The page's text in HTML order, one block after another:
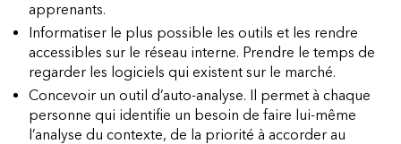
apprenants.
Informatiser le plus possible les outils et les rendre
accessibles sur le réseau interne. Prendre le temps de
regarder les logiciels qui existent sur le marché.
Concevoir un outil d’auto-analyse. Il permet à chaque
personne qui identifie un besoin de faire lui-même
l’analyse du contexte, de la priorité à accorder au